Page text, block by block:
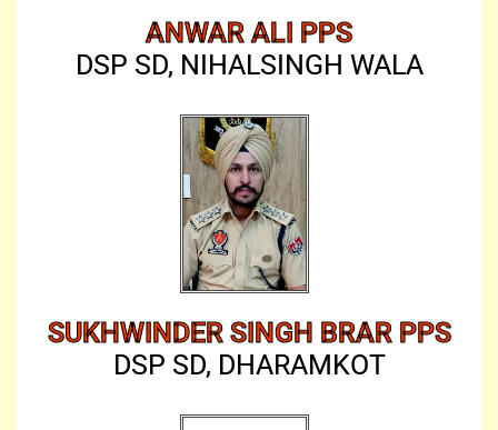
ANWAR ALI PPS
DSP SD, NIHALSINGH WALA
SUKHWINDER SINGH BRAR PPS
DSP SD, DHARAMKOT